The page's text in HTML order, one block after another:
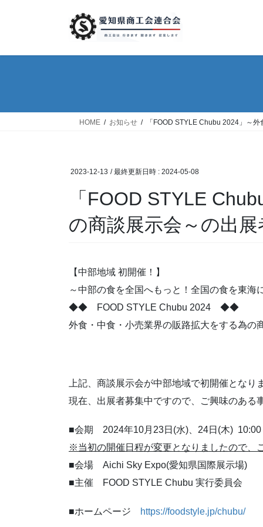
HOME お知らせ 「FOOD STYLE Chubu 2024」～
2023-12-13 / 最終更新日時 : 2024-05-08
「FOOD STYLE
の商談展示会～の出
【中部地域 初開催！】
～中部の食を全国へもっと！全国の食を東海
◆◆ FOOD STYLE Chubu 2024 ◆◆
外食・中食・小売業界の販路拡大をする為の
上記、商談展示会が中部地域で初開催となり
現在、出展者募集中ですので、ご興味のある
■会期 2024年10月23日(水)、24日(木) 10:00
※当初の開催日程が変更となりましたので、
■会場 Aichi Sky Expo(愛知県国際展示場)
■主催 FOOD STYLE Chubu 実行委員会
■ホームページ https://foodstyle.jp/chubu/